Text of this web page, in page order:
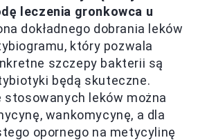
leczenia gronkowca u
dokładnego dobrania leków
który pozwala
szczepy bakterii są
będą skuteczne.
stosowanych leków można
wankomycynę, a dla
opornego na metycylinę